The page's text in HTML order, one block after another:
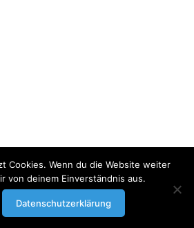
Impressum/Datenschutzerklaerung
Cookies. Wenn du die Website weiter
von deinem Einverständnis aus.
Datenschutzerklärung